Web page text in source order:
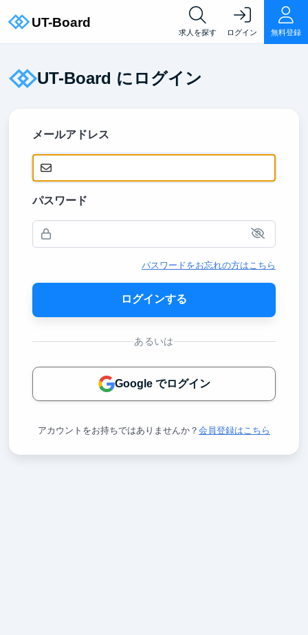
求人を探す ログイン 無料登録
UT-Board にログイン
メールアドレス
パスワード
パスワードをお忘れの方はこちら
ログインする
あるいは
Google でログイン
アカウントをお持ちではありませんか？ 会員登録はこちら